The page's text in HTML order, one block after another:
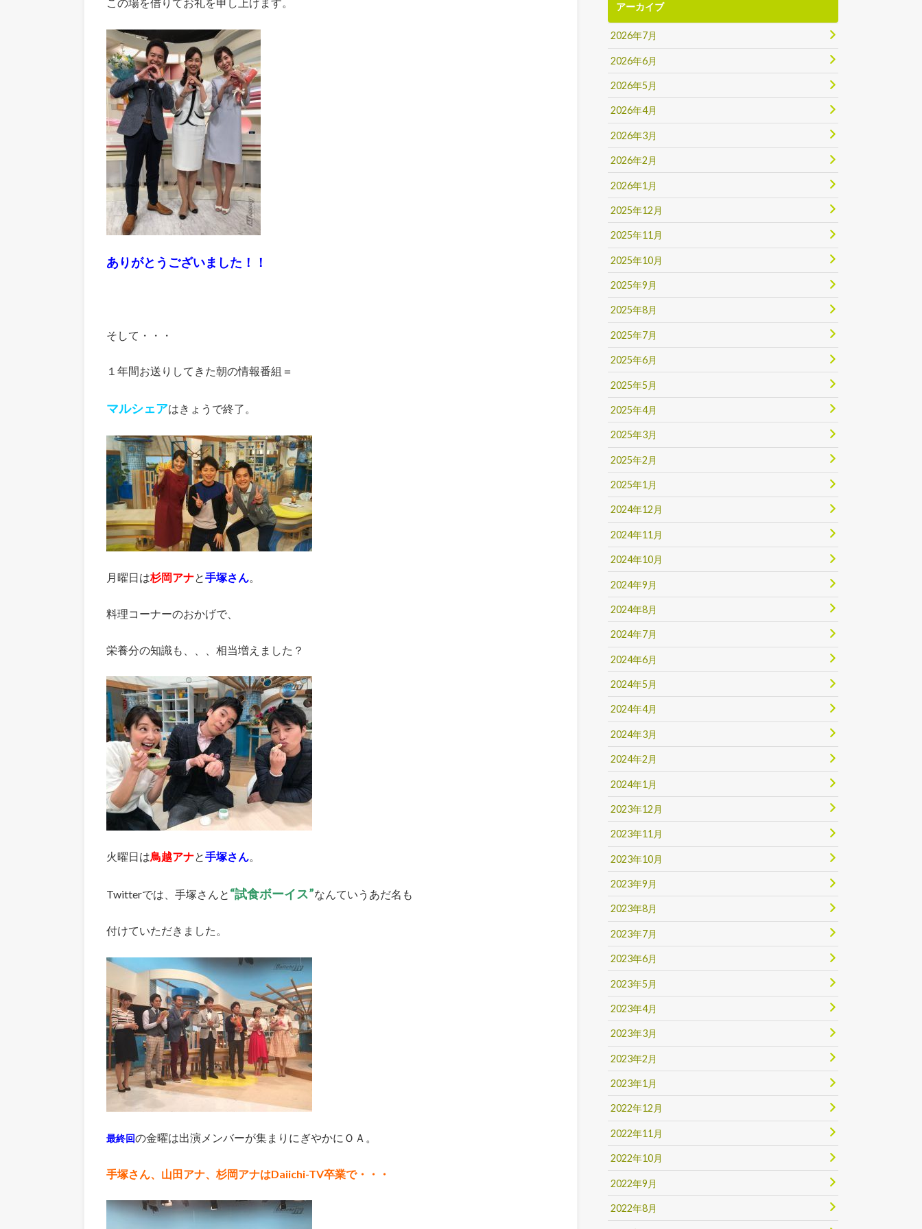
ありがとうございました！！
そして・・・
１年間お送りしてきた朝の情報番組＝
マルシェアはきょうで終了。
月曜日は杉岡アナと手塚さん。
料理コーナーのおかげで、
栄養分の知識も、、、相当増えました？
火曜日は鳥越アナと手塚さん。
Twitterでは、手塚さんと “試食ボーイス”なんていうあだ名も
付けていただきました。
最終回の金曜は出演メンバーが集まりにぎやかにＯＡ。
手塚さん、山田アナ、杉岡アナはDaiichi-TV卒業で・・・
アーカイブ
2026年7月
2026年6月
2026年5月
2026年4月
2026年3月
2026年2月
2026年1月
2025年12月
2025年11月
2025年10月
2025年9月
2025年8月
2025年7月
2025年6月
2025年5月
2025年4月
2025年3月
2025年2月
2025年1月
2024年12月
2024年11月
2024年10月
2024年9月
2024年8月
2024年7月
2024年6月
2024年5月
2024年4月
2024年3月
2024年2月
2024年1月
2023年12月
2023年11月
2023年10月
2023年9月
2023年8月
2023年7月
2023年6月
2023年5月
2023年4月
2023年3月
2023年2月
2023年1月
2022年12月
2022年11月
2022年10月
2022年9月
2022年8月